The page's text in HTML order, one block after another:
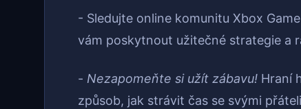
- Sledujte online komunitu Xbox
vám poskytnout užitečné strategie a
- Nezapomeňte si užít zábavu! Hraní
způsob, jak strávit čas se svými